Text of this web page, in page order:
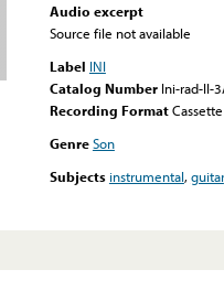
Audio excerpt
Source file not available
Label INI
Catalog Number Ini-rad-II-
Recording FormatCassette
GenreSon
Subjects instrumental,guitar